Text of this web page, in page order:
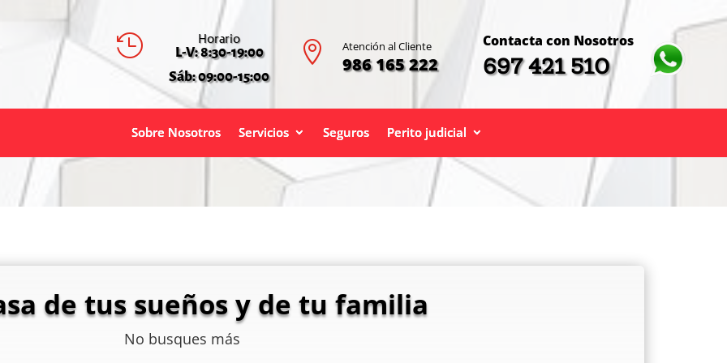
 Horario
L-V: 8:30-19:00
Sáb: 09:00-15:00
 Atención al Cliente
986 165 222
Contacta con Nosotros
697 421 510
Sobre Nosotros Servicios Seguros Perito judicial
de tus sueños y de tu familia
No busques más